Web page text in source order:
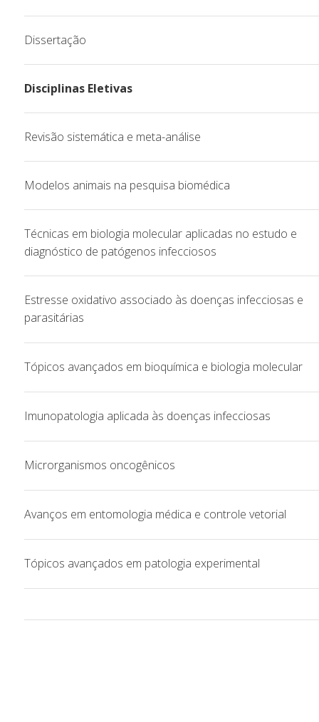
Dissertação
Disciplinas Eletivas
Revisão sistemática e meta-análise
Modelos animais na pesquisa biomédica
Técnicas em biologia molecular aplicadas no estudo e
diagnóstico de patógenos infecciosos
Estresse oxidativo associado às doenças infecciosas e
parasitárias
Tópicos avançados em bioquímica e biologia molecular
Imunopatologia aplicada às doenças infecciosas
Microrganismos oncogênicos
Avanços em entomologia médica e controle vetorial
Tópicos avançados em patologia experimental